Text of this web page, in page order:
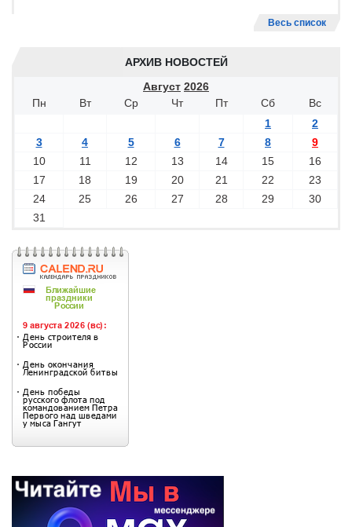
Весь список
АРХИВ НОВОСТЕЙ
Август 2026
Пн
Вт Ср Чт Пт Сб
Вс
1
2
3
4 5 6 7 8
9
10
11 12 13 14 15
16
17
18 19 20 21 22
23
24
25 26 27 28 29
30
31